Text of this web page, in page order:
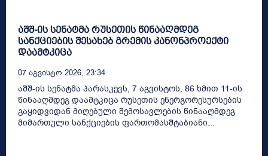
აშშ-ის სენატმა რუსეთის წინააღმდეგ
სანქციების შესახებ გრემის კანონპროექტი
დაამტკიცა
07 Აგვისტო 2026, 23:34
აშშ-ის სენატმა პარასკევს, 7 აგვისტოს, 86 ხმით 11-ის
წინააღმდეგ დაამტკიცა რუსეთის ენერგორესურსების
გაყიდვიდან მიღებული შემოსავლების წინააღმდეგ
მიმართული სანქციების ფართომასშტაბიანი...